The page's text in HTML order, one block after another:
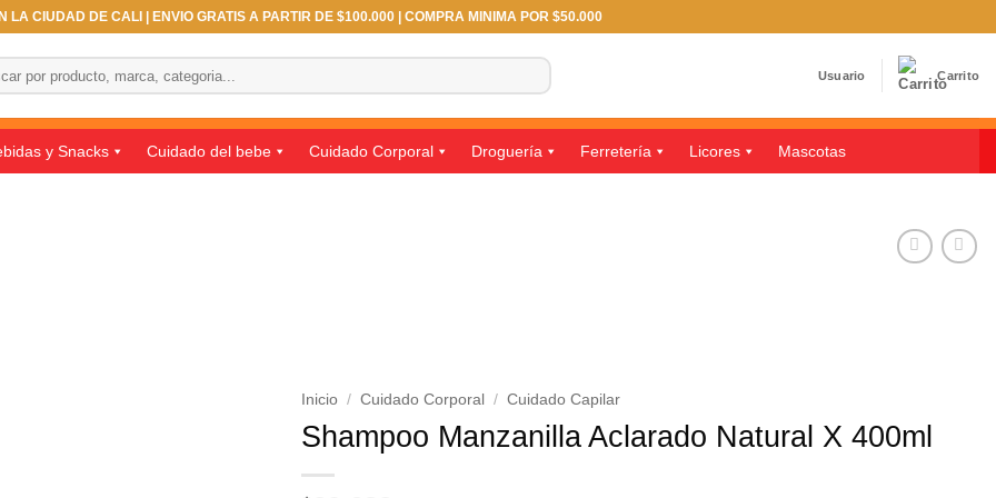
LA CIUDAD DE CALI | ENVIO GRATIS A PARTIR DE $100.000 | COMPRA MINIMA POR $50.000
Usuario Carrito
y Snacks Cuidado del bebe Cuidado Corporal Droguería Ferretería Licores Mascotas
Inicio / Cuidado Corporal / Cuidado Capilar
Shampoo Manzanilla Aclarado Natural X 400ml